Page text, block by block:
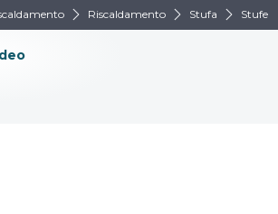
Riscaldamento Stufa Stufe